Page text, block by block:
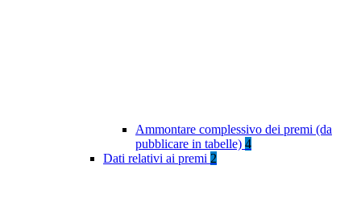
Ammontare complessivo dei premi (da
pubblicare in tabelle) 4
Dati relativi ai premi 2